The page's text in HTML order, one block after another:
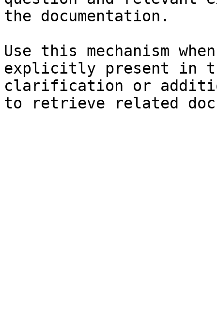
the documentation.
Use this mechanism
explicitly present in
clarification or